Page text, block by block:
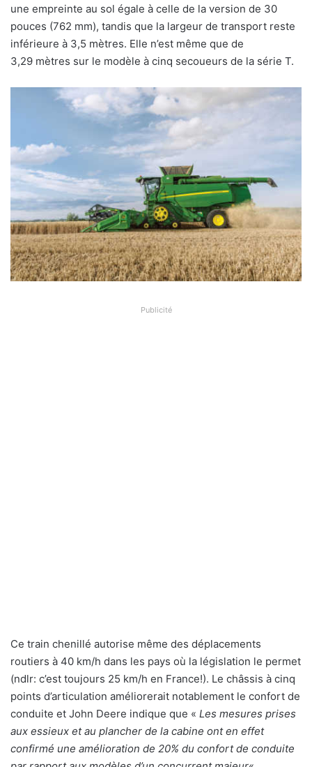
une empreinte au sol égale à celle de la version de 30
pouces (762 mm), tandis que la largeur de transport reste
inférieure à 3,5 mètres. Elle n’est même que de
3,29 mètres sur le modèle à cinq secoueurs de la série T.
Publicité
Ce train chenillé autorise même des déplacements
routiers à 40 km/h dans les pays où la législation le permet
(ndlr: c’est toujours 25 km/h en France!). Le châssis à cinq
points d’articulation améliorerait notablement le confort de
conduite et John Deere indique que « Les mesures prises
aux essieux et au plancher de la cabine ont en effet
confirmé une amélioration de 20% du confort de conduite